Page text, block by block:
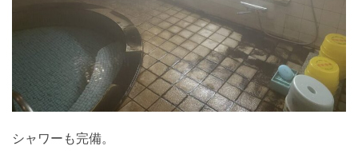
シャワーも完備。